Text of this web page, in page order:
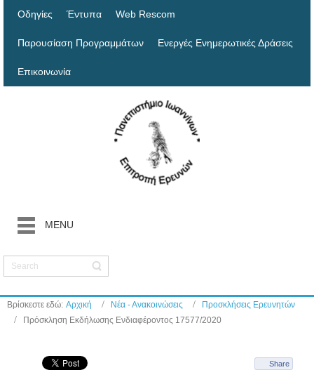
Οδηγίες Έντυπα Web Rescom
Παρουσίαση Προγραμμάτων Ενεργές Ενημερωτικές Δράσεις
Επικοινωνία
MENU
Βρίσκεστε εδώ: Αρχική Νέα - Ανακοινώσεις
Προσκλήσεις Ερευνητών
Πρόσκληση Εκδήλωσης Ενδιαφέροντος 17577/2020
Share